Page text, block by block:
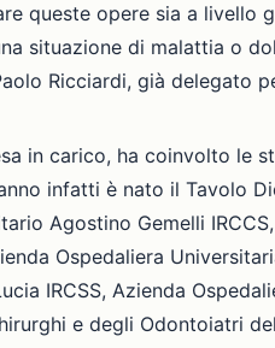
queste opere sia a livello
situazione di malattia o
Ricciardi, già delegato
in carico, ha coinvolto le
infatti è nato il Tavolo
Agostino Gemelli
Ospedaliera
IRCSS, Azienda
e degli Odontoiatri